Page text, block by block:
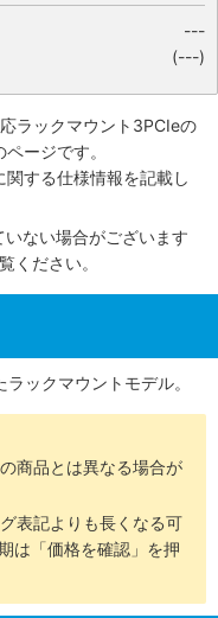
---
(---)
ラックマウント3PCIeの
ージです。
する仕様情報を記載し
ない場合がございます
ください。
ックマウントモデル。
商品とは異なる場合が
表記よりも長くなる可
は「価格を確認」を押